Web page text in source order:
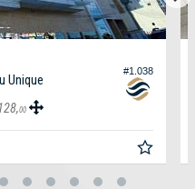
#1.038
Unique
00